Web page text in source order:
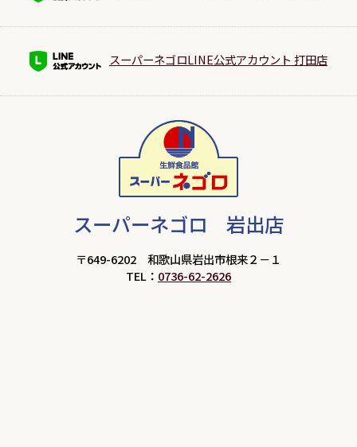
スーパーネゴロLINE公式アカウント 打田店
スーパーネゴロ 岩出店
〒649-6202 和歌山県岩出市根来２－１
TEL： 0736-62-2626